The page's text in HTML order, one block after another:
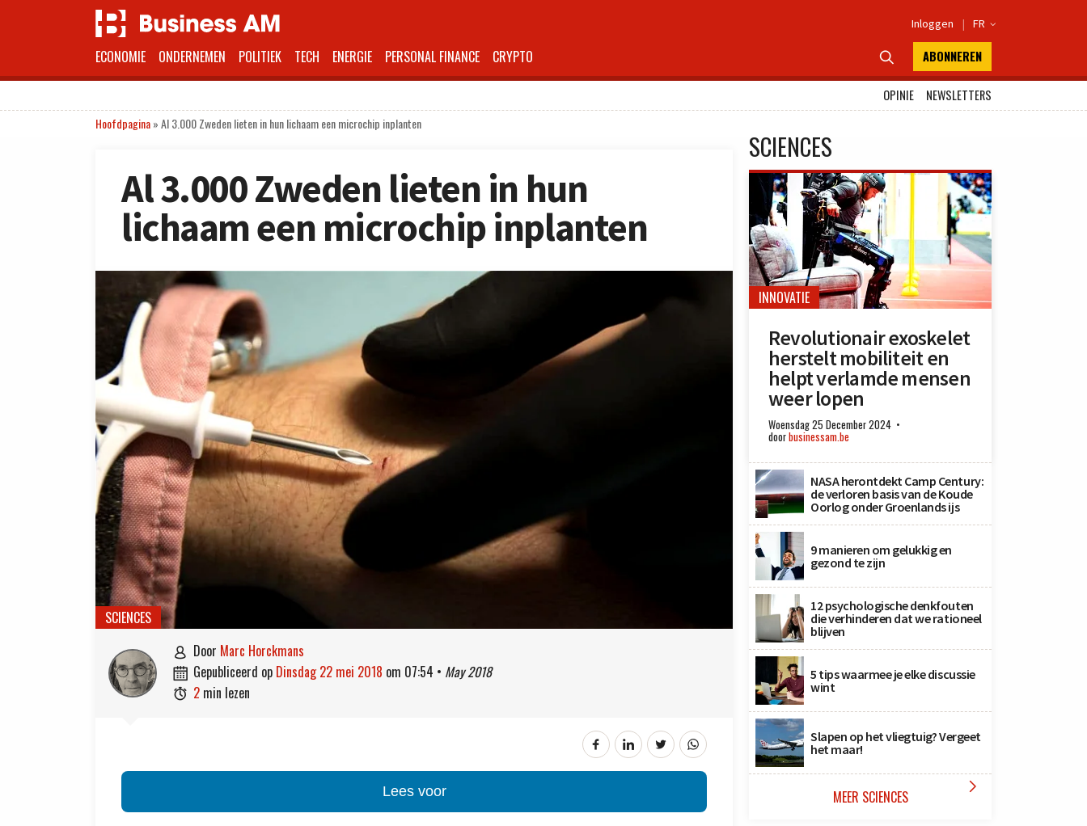
Inloggen | FR 
ECONOMIE ONDERNEMEN POLITIEK TECH ENERGIE PERSONAL FINANCE CRYPTO  ABONNEREN
OPINIE
NEWSLETTERS
Hoofdpagina»Al 3.000 Zweden lieten in hun lichaam een microchip inplanten
Al 3.000 Zweden lieten in hun
lichaam een microchip inplanten
SCIENCES
 door Marc Horckmans
 gepubliceerd op dinsdag 22 mei 2018 om 07:54 • May 2018
 2 min lezen
Lees voor
SCIENCES
INNOVATIE
Revolutionair exoskelet
herstelt mobiliteit en
helpt verlamde mensen
weer lopen
Woensdag 25 December 2024
doorbusinessam.be
NASA herontdekt Camp Century:
de verloren basis van de Koude
Oorlog onder Groenlands ijs
9 manieren om gelukkig en
gezond te zijn
12 psychologische denkfouten
die verhinderen dat we rationeel
blijven
5 tips waarmee je elke discussie
wint
Slapen op het vliegtuig? Vergeet
het maar!
MEER SCIENCES 